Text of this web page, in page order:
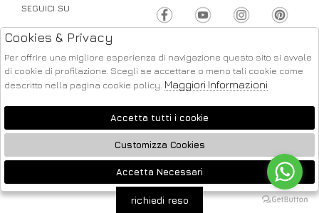
SEGUICI SU
2026 FACE UP - P.IVA : 04220371217 POWERED BY
ATELIER
SOCIETÀ
🍪
richiedi reso
Cookies & Privacy
Per offrire una migliore esperienza di navigazione questo sito si avvale
di cookie di profilazione. Scegli se accettare o meno tali cookie come
descritto nella pagina cookie policy. Maggiori Informazioni
Accetta tutti i cookie
Customizza Cookies
Accetta Necessari